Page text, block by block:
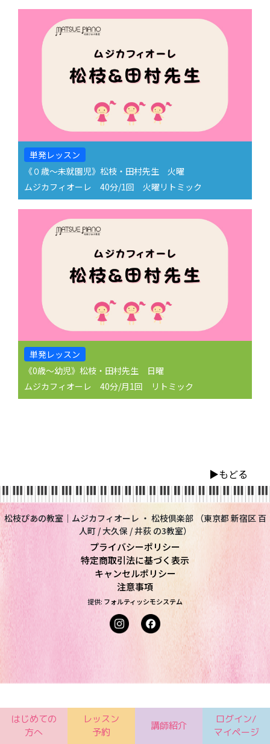
単発レッスン
《０歳〜未就園児》松枝・田村先生 火曜
ムジカフィオーレ 40分/1回 火曜リトミック
単発レッスン
《0歳〜幼児》松枝・田村先生 日曜
ムジカフィオーレ 40分/月1回 リトミック
▶︎もどる
松枝ぴあの教室｜ムジカフィオーレ ・ 松枝倶楽部 （東京都 新宿区 百
人町 / 大久保 / 井荻 の3教室）
プライバシーポリシー
特定商取引法に基づく表示
キャンセルポリシー
注意事項
提供: フォルティッシモシステム
はじめての
方へ
レッスン
予約
講師紹介
ログイン/
マイページ